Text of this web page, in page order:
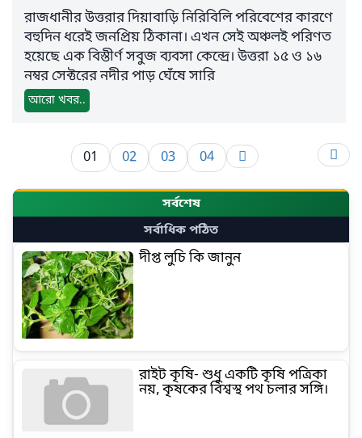
রাজধানীর উত্তরার দিয়াবাড়ি নিরিবিলি পরিবেশের কারণে
বহুদিন ধরেই জনপ্রিয় ঠিকানা। এখন সেই অঞ্চলই পরিণত
হয়েছে এক বিস্তীর্ণ সবুজ ব্যবসা কেন্দ্রে। উত্তরা ১৫ ও ১৬
নম্বর সেক্টরের নদীর পাড় ঘেঁষে সারি
আরো খবর..
01 02 03 04
সর্বশেষ
সর্বাধিক পঠিত
দীপ্ত লুচি কি জানুন
রাইট কৃষি- শুধু একটি কৃষি পত্রিকা
নয়, কৃষকের বিশ্বস্থ পথ চলার সঙ্গি।